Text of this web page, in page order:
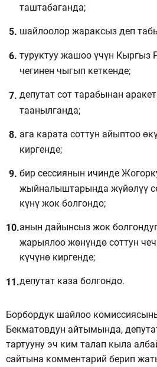
таштабаганда;
шайлоолор жараксыз деп
туруктуу жашоо үчүн Кыргыз
чегинен чыгып кеткенде;
депутат сот тарабынан
таанылганда;
ага карата соттун айыптоо
киргенде;
бир сессиянын ичинде
жыйналыштарында жүйөлүү
күнү жок болгондо;
анын дайынсыз жок
жарыялоо жөнүндө соттун
күчүнө киргенде;
депутат каза болгондо.
Борбордук шайлоо
Бекматовдун айтымында,
тартууну эч ким талап кыла
сайтына комментарий берип